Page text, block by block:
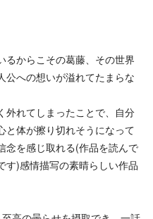
るからこその葛藤、その世界
公への想いが溢れてたまらな
外れてしまったことで、自分
と体が擦り切れそうになって
念を感じ取れる(作品を読んで
す)感情描写の素晴らしい作品